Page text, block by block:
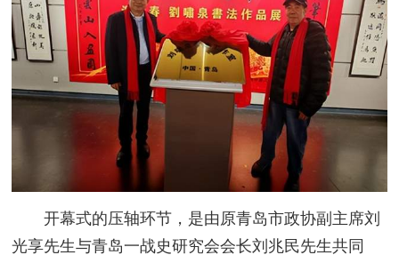
开幕式的压轴环节，是由原青岛市政协副主席刘
光享先生与青岛一战史研究会会长刘兆民先生共同